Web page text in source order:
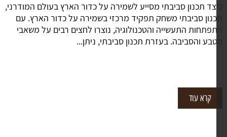
תפקידו של יועץ סביבתי? תפקידו של יועץ סביבתי הוא
ולייעץ בנושאים הקשורים לסביבה, תוך התמקדות
ההשפעה השלילית של פעילויות האדם על הסביבה. יועץ
עוסק בניתוח תהליכים תעשייתיים, תכנון פרויקטים
קרא עוד